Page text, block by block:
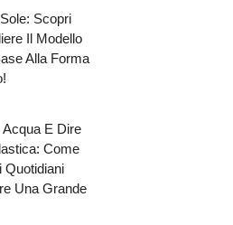
Scopri
Il Modello
Alla Forma
E Dire
Come
Quotidiani
Una Grande